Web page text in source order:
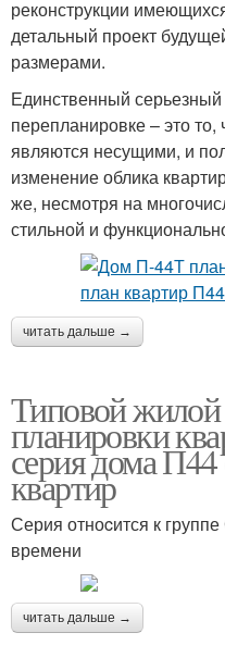
реконструкции
детальный проект
размерами.
Единственный
перепланировке – это то,
являются несущими, и
изменение облика
же, несмотря на
стильной и
читать дальше →
Типовой
планировки
серия дома
квартир
Серия отноcится к
времени
читать дальше →